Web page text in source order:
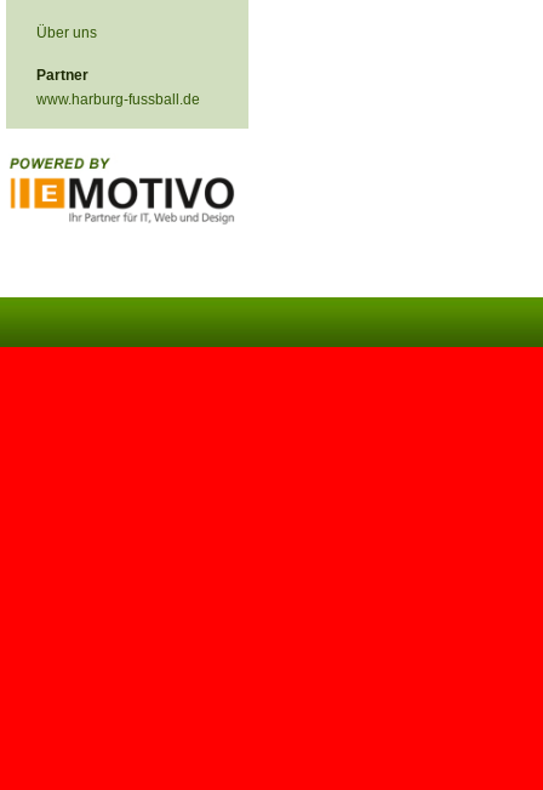
Über uns
Partner
www.harburg-fussball.de